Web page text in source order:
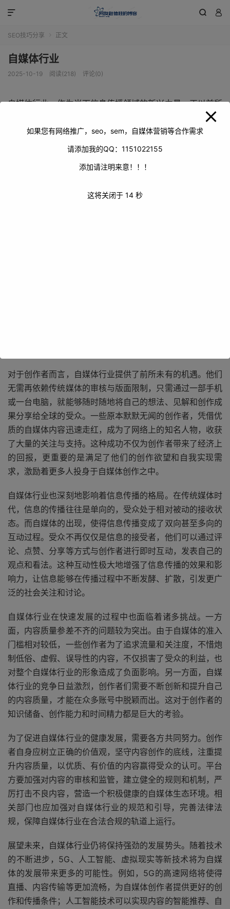
 

SEO技巧分享 正文
自媒体行业
2025-10-19 阅读(218) 评论(0)
自媒体行业，作为当下信息传播领域的新兴力量，正以前所
未有的速度改变着人们获取信息与交流互动的方式。它打破
了传统媒体的诸多限制，赋予了每个人发声的权利，让信息
得以在更为广阔的空间里自由流动。
对于创作者而言，自媒体行业提供了前所未有的机遇。他们
无需再依赖传统媒体的审核与版面限制，只需通过一部手机
或一台电脑，就能够随时随地将自己的想法、见解和创作成
果分享给全球的受众。一些原本默默无闻的创作者，凭借优
质的自媒体内容迅速走红，成为了网络上的知名人物，收获
了大量的关注与支持。这种成功不仅为创作者带来了经济上
的回报，更重要的是满足了他们的创作欲望和自我实现需
求，激励着更多人投身于自媒体创作之中。
自媒体行业也深刻地影响着信息传播的格局。在传统媒体时
代，信息的传播往往是单向的，受众处于相对被动的接收状
态。而自媒体的出现，使得信息传播变成了双向甚至多向的
互动过程。受众不再仅仅是信息的接受者，他们可以通过评
论、点赞、分享等方式与创作者进行即时互动，发表自己的
观点和看法。这种互动性极大地增强了信息传播的效果和影
响力，让信息能够在传播过程中不断发酵、扩散，引发更广
泛的社会关注和讨论。
自媒体行业在快速发展的过程中也面临着诸多挑战。一方
面，内容质量参差不齐的问题较为突出。由于自媒体的准入
门槛相对较低，一些创作者为了追求流量和关注度，不惜炮
制低俗、虚假、误导性的内容，不仅损害了受众的利益，也
对整个自媒体行业的形象造成了负面影响。另一方面，自媒
体行业的竞争日益激烈，创作者们需要不断创新和提升自己
的内容质量，才能在众多账号中脱颖而出。这对于创作者的
知识储备、创作能力和时间精力都是巨大的考验。
为了促进自媒体行业的健康发展，需要各方共同努力。创作
者自身应树立正确的价值观，坚守内容创作的底线，注重提
升内容质量，以优质、有价值的内容赢得受众的认可。平台
方要加强对内容的审核和监管，建立健全的规则和机制，严
厉打击不良内容，营造一个积极健康的自媒体生态环境。相
关部门也应加强对自媒体行业的规范和引导，完善法律法
规，保障自媒体行业在合法合规的轨道上运行。
展望未来，自媒体行业仍将保持强劲的发展势头。随着技术
的不断进步，5G、人工智能、虚拟现实等新技术将为自媒
体的发展带来更多的可能性。例如，5G的高速网络将使得
直播、内容传输等更加流畅，为自媒体创作者提供更好的创
作和传播条件；人工智能技术可以实现内容的智能推荐、自
如果您有网络推广，seo，sem，自媒体营销等合作需求
请添加我的QQ：1151022155
添加请注明来意！！！
这将关闭于 14 秒